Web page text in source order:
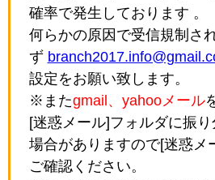
確率で発生しております 。
何らかの原因で受信規制さ
ず
設定をお願い致します。
※またgmail、yahooメール
[迷惑メール]フォルダに振
場合がありますので[迷惑メ
ご確認ください。